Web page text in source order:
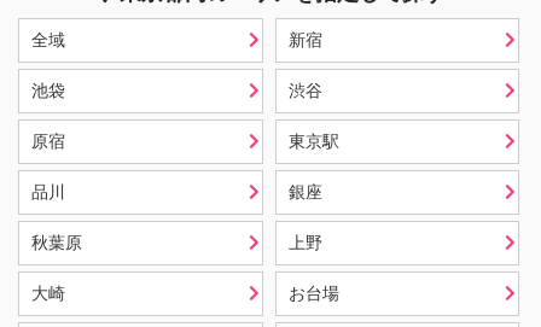
全域 新宿
池袋 渋谷
原宿 東京駅
品川 銀座
秋葉原 上野
大崎 お台場